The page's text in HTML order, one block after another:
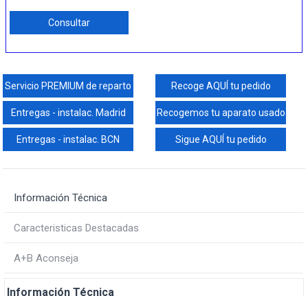
Consultar
Servicio PREMIUM de reparto Recoge AQUÍ tu pedido
Entregas - instalac. Madrid Recogemos tu aparato usado
Entregas - instalac. BCN Sigue AQUÍ tu pedido
Información Técnica
Caracteristicas Destacadas
A+B Aconseja
Información Técnica